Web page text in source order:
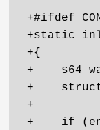
+#ifdef
+static
+{
+    s64
+    struct
+
+    if